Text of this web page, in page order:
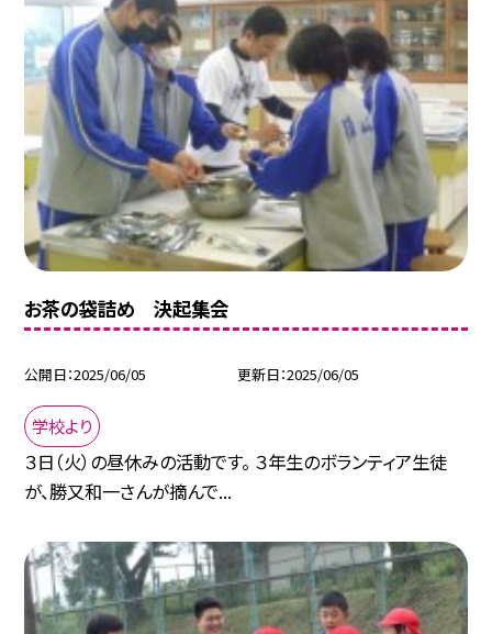
お茶の袋詰め 決起集会
公開日 2025/06/05 更新日 2025/06/05
学校より
３日（火）の昼休みの活動です。 ３年生のボランティア生徒
が、勝又和一さんが摘んで...